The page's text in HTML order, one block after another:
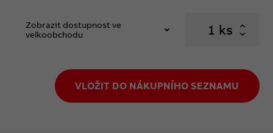
Zobrazit dostupnost ve
velkoobchodu
ks
VLOŽIT DO NÁKUPNÍHO SEZNAMU